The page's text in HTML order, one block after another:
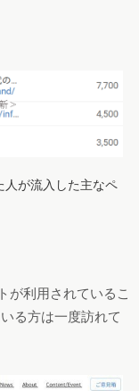
人が流入した主なペ
が利用されているこ
る方は一度訪れて